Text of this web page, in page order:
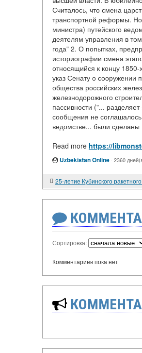
Считалось, что смена
транспортной реформы.
министра) путейского
деятелям управления в
года" 2. О попытках,
историографии смена
относящийся к концу
указ Сенату о сооружении
общества российских
железнодорожного
пассивности ("...
сообщения не
ведомстве... были сделаны
Read more https://
Uzbekistan Online · 2360
Сортировка:
Комментариев пока нет